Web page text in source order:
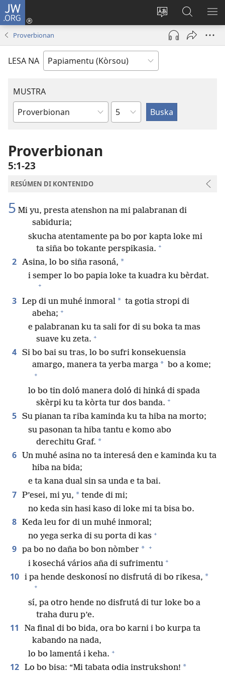
JW.ORG
Kambia
idioma
di
Log
(opens
window)
Buska
Riba
JW.ORG
Proverbionan
LESA NA
MUSTRA
Buki
Beibel
Kapítulo
Proverbionan
5:1-23
RESÚMEN DI KONTENIDO
5 Mi yu, presta atenshon na mi palabranan di
sabiduria;
skucha atentamente pa bo por kapta loke mi
ta siña bo tokante perspikasia. +
2 Asina, lo bo siña rasoná, *
i semper lo bo papia loke ta kuadra ku bèrdat.
+
3 Lep di un muhé inmoral * ta gotia stropi di
abeha; +
e palabranan ku ta sali for di su boka ta mas
suave ku zeta. +
4 Si bo bai su tras, lo bo sufri konsekuensia
amargo, manera ta yerba marga * bo a kome;
+
lo bo tin doló manera doló di hinká di spada
skèrpi ku ta kòrta tur dos banda. +
5 Su pianan ta riba kaminda ku ta hiba na morto;
su pasonan ta hiba tantu e komo abo
derechitu Graf. *
6
Un muhé asina no ta interesá den e kaminda ku ta
hiba na bida;
e ta kana dual sin sa unda e ta bai.
7 P’esei, mi yu, * tende di mi;
no keda sin hasi kaso di loke mi ta bisa bo.
8 Keda leu for di un muhé inmoral;
no yega serka di su porta di kas +
9 pa bo no daña bo bon nòmber * +
i kosechá vários aña di sufrimentu +
10 i pa hende deskonosí no disfrutá di bo rikesa, *
+
sí, pa otro hende no disfrutá di tur loke bo a
traha duru p’e.
11
Na final di bo bida, ora bo karni i bo kurpa ta
kabando na nada,
lo bo lamentá i keha. +
12 Lo bo bisa: “Mi tabata odia instrukshon! *